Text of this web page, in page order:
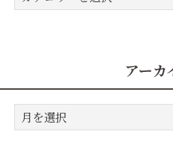
テ
アーカ
ー